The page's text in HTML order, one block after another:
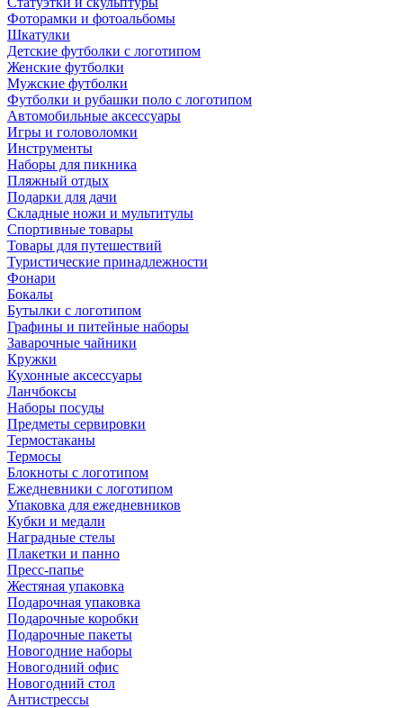
Фоторамки и фотоальбомы
Шкатулки
Детские футболки с логотипом
Женские футболки
Мужские футболки
Футболки и рубашки поло с логотипом
Автомобильные аксессуары
Игры и головоломки
Инструменты
Наборы для пикника
Пляжный отдых
Подарки для дачи
Складные ножи и мультитулы
Спортивные товары
Товары для путешествий
Туристические принадлежности
Фонари
Бокалы
Бутылки с логотипом
Графины и питейные наборы
Заварочные чайники
Кружки
Кухонные аксессуары
Ланчбоксы
Наборы посуды
Предметы сервировки
Термостаканы
Термосы
Блокноты с логотипом
Ежедневники с логотипом
Упаковка для ежедневников
Кубки и медали
Наградные стелы
Плакетки и панно
Пресс-папье
Жестяная упаковка
Подарочная упаковка
Подарочные коробки
Подарочные пакеты
Новогодние наборы
Новогодний офис
Новогодний стол
Антистрессы